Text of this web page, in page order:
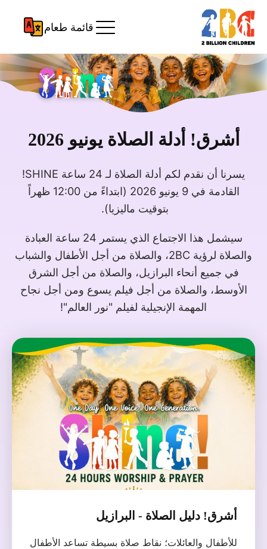
قائمة طعام
أشرق! أدلة الصلاة يونيو 2026
يسرنا أن نقدم لكم أدلة الصلاة لـ 24 ساعة SHINE!
القادمة في 9 يونيو 2026 (ابتداءً من 12:00 ظهراً
بتوقيت ماليزيا).
سيشمل هذا الاجتماع الذي يستمر 24 ساعة العبادة
والصلاة لرؤية 2BC، والصلاة من أجل الأطفال والشباب
في جميع أنحاء البرازيل، والصلاة من أجل الشرق
الأوسط، والصلاة من أجل فيلم يسوع ومن أجل نجاح
المهمة الإنجيلية لفيلم "نور العالم"!
أشرق! دليل الصلاة - البرازيل
للأطفال والعائلات؛ نقاط صلاة بسيطة تساعد الأطفال